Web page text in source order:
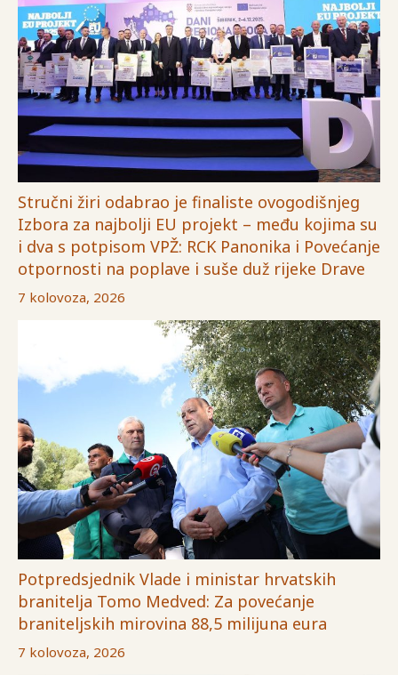
Stručni žiri odabrao je finaliste ovogodišnjeg
Izbora za najbolji EU projekt – među kojima su
i dva s potpisom VPŽ: RCK Panonika i Povećanje
otpornosti na poplave i suše duž rijeke Drave
7 kolovoza, 2026
Potpredsjednik Vlade i ministar hrvatskih
branitelja Tomo Medved: Za povećanje
braniteljskih mirovina 88,5 milijuna eura
7 kolovoza, 2026